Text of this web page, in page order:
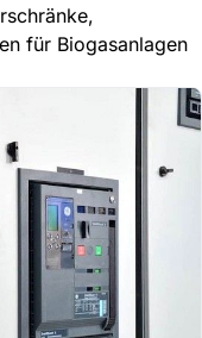
für Biogasanlagen